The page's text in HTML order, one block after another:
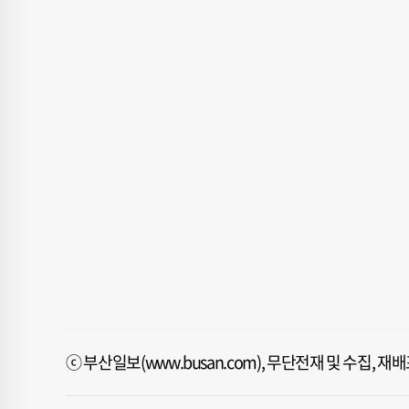
ⓒ 부산일보(www.busan.com), 무단전재 및 수집, 재